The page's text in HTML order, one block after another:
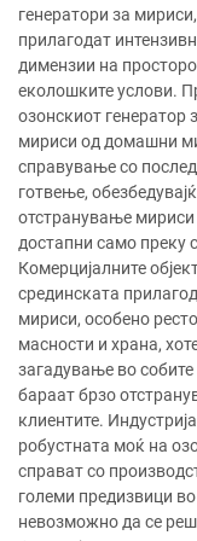
генератори за
прилагодат
димензии на
еколошките услови.
озонскиот генератор
мириси од домашни
справување со
готвење,
отстранување
достапни само преку
Комерцијалните
срединската
мириси, особено
масности и храна,
загадување во
бараат брзо
клиентите.
робустната моќ на
справат со
големи предизвици
невозможно да се